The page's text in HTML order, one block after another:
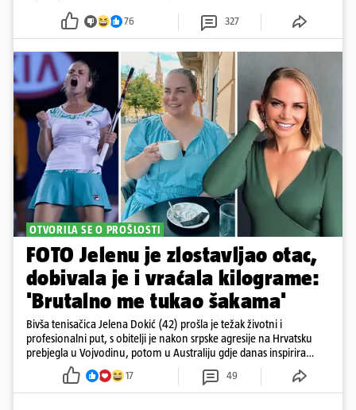
76 327
OTVORILA SE O PROŠLOSTI
FOTO Jelenu je zlostavljao otac,
dobivala je i vraćala kilograme:
'Brutalno me tukao šakama'
Bivša tenisačica Jelena Dokić (42) prošla je težak životni i
profesionalni put, s obitelji je nakon srpske agresije na Hrvatsku
prebjegla u Vojvodinu, potom u Australiju gdje danas inspirira
17 49